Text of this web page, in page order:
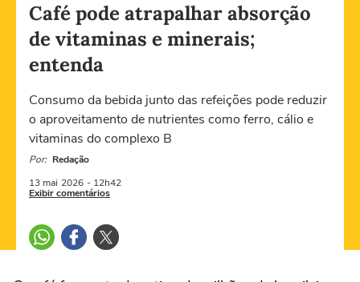
Café pode atrapalhar absorção
de vitaminas e minerais;
entenda
Consumo da bebida junto das refeições pode reduzir
o aproveitamento de nutrientes como ferro, cálio e
vitaminas do complexo B
Por: Redação
13 mai 2026 - 12h42
Exibir comentários